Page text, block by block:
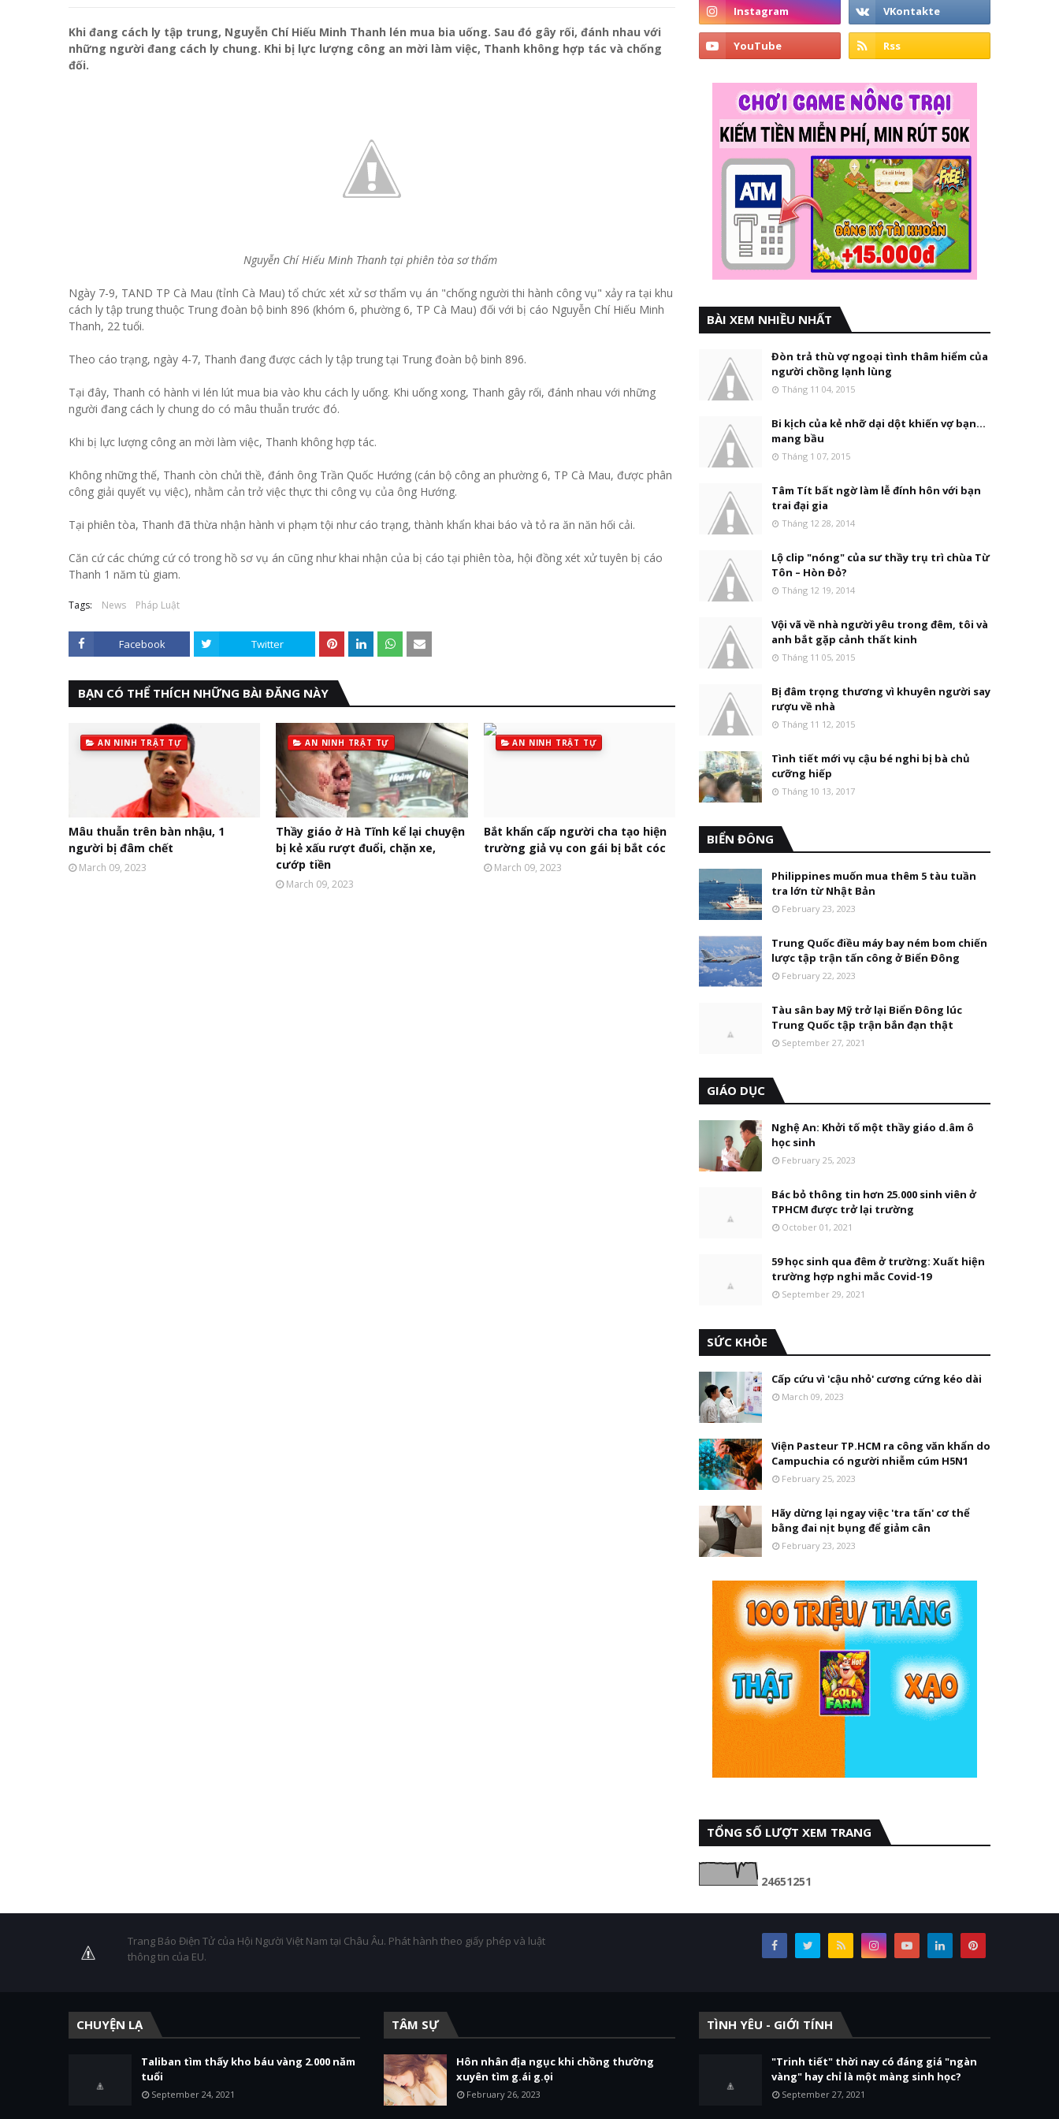
Khi đang cách ly tập trung, Nguyễn Chí Hiếu Minh Thanh lén mua bia uống. Sau đó gây rối, đánh nhau với
những người đang cách ly chung. Khi bị lực lượng công an mời làm việc, Thanh không hợp tác và chống
đối.
Nguyễn Chí Hiếu Minh Thanh tại phiên tòa sơ thẩm
Ngày 7-9, TAND TP Cà Mau (tỉnh Cà Mau) tổ chức xét xử sơ thẩm vụ án "chống người thi hành công vụ" xảy ra tại khu
cách ly tập trung thuộc Trung đoàn bộ binh 896 (khóm 6, phường 6, TP Cà Mau) đối với bị cáo Nguyễn Chí Hiếu Minh
Thanh, 22 tuổi.
Theo cáo trạng, ngày 4-7, Thanh đang được cách ly tập trung tại Trung đoàn bộ binh 896.
Tại đây, Thanh có hành vi lén lút mua bia vào khu cách ly uống. Khi uống xong, Thanh gây rối, đánh nhau với những
người đang cách ly chung do có mâu thuẫn trước đó.
Khi bị lực lượng công an mời làm việc, Thanh không hợp tác.
Không những thế, Thanh còn chửi thề, đánh ông Trần Quốc Hướng (cán bộ công an phường 6, TP Cà Mau, được phân
công giải quyết vụ việc), nhằm cản trở việc thực thi công vụ của ông Hướng.
Tại phiên tòa, Thanh đã thừa nhận hành vi phạm tội như cáo trạng, thành khẩn khai báo và tỏ ra ăn năn hối cải.
Căn cứ các chứng cứ có trong hồ sơ vụ án cũng như khai nhận của bị cáo tại phiên tòa, hội đồng xét xử tuyên bị cáo
Thanh 1 năm tù giam.
Tags: News Pháp Luật
Facebook Twitter
BẠN CÓ THỂ THÍCH NHỮNG BÀI ĐĂNG NÀY
AN NINH TRẬT TỰ
Mâu thuẫn trên bàn nhậu, 1
người bị đâm chết
March 09, 2023
AN NINH TRẬT TỰ
Thầy giáo ở Hà Tĩnh kể lại chuyện
bị kẻ xấu rượt đuổi, chặn xe,
cướp tiền
March 09, 2023
AN NINH TRẬT TỰ
Bắt khẩn cấp người cha tạo hiện
trường giả vụ con gái bị bắt cóc
March 09, 2023
BÀI XEM NHIỀU NHẤT
Đòn trả thù vợ ngoại tình thâm hiểm của
người chồng lạnh lùng
Tháng 11 04, 2015
Bi kịch của kẻ nhỡ dại dột khiến vợ bạn...
mang bầu
Tháng 1 07, 2015
Tâm Tít bất ngờ làm lễ đính hôn với bạn
trai đại gia
Tháng 12 28, 2014
Lộ clip "nóng" của sư thầy trụ trì chùa Từ
Tôn – Hòn Đỏ?
Tháng 12 19, 2014
Vội vã về nhà người yêu trong đêm, tôi và
anh bắt gặp cảnh thất kinh
Tháng 11 05, 2015
Bị đâm trọng thương vì khuyên người say
rượu về nhà
Tháng 11 12, 2015
Tình tiết mới vụ cậu bé nghi bị bà chủ
cưỡng hiếp
Tháng 10 13, 2017
BIỂN ĐÔNG
Philippines muốn mua thêm 5 tàu tuần
tra lớn từ Nhật Bản
February 23, 2023
Trung Quốc điều máy bay ném bom chiến
lược tập trận tấn công ở Biển Đông
February 22, 2023
Tàu sân bay Mỹ trở lại Biển Đông lúc
Trung Quốc tập trận bắn đạn thật
September 27, 2021
GIÁO DỤC
Nghệ An: Khởi tố một thầy giáo d.âm ô
học sinh
February 25, 2023
Bác bỏ thông tin hơn 25.000 sinh viên ở
TPHCM được trở lại trường
October 01, 2021
59 học sinh qua đêm ở trường: Xuất hiện
trường hợp nghi mắc Covid-19
September 29, 2021
SỨC KHỎE
Cấp cứu vì 'cậu nhỏ' cương cứng kéo dài
March 09, 2023
Viện Pasteur TP.HCM ra công văn khẩn do
Campuchia có người nhiễm cúm H5N1
February 25, 2023
Hãy dừng lại ngay việc 'tra tấn' cơ thể
bằng đai nịt bụng để giảm cân
February 23, 2023
TỔNG SỐ LƯỢT XEM TRANG
24651251
Trang Báo Điện Tử của Hội Người Việt Nam tại Châu Âu. Phát hành theo giấy phép và luật
thông tin của EU.
CHUYỆN LẠ
Taliban tìm thấy kho báu vàng 2.000 năm
tuổi
September 24, 2021
TÂM SỰ
Hôn nhân địa ngục khi chồng thường
xuyên tìm g.ái g.ọi
February 26, 2023
TÌNH YÊU - GIỚI TÍNH
"Trinh tiết" thời nay có đáng giá "ngàn
vàng" hay chỉ là một màng sinh học?
September 27, 2021